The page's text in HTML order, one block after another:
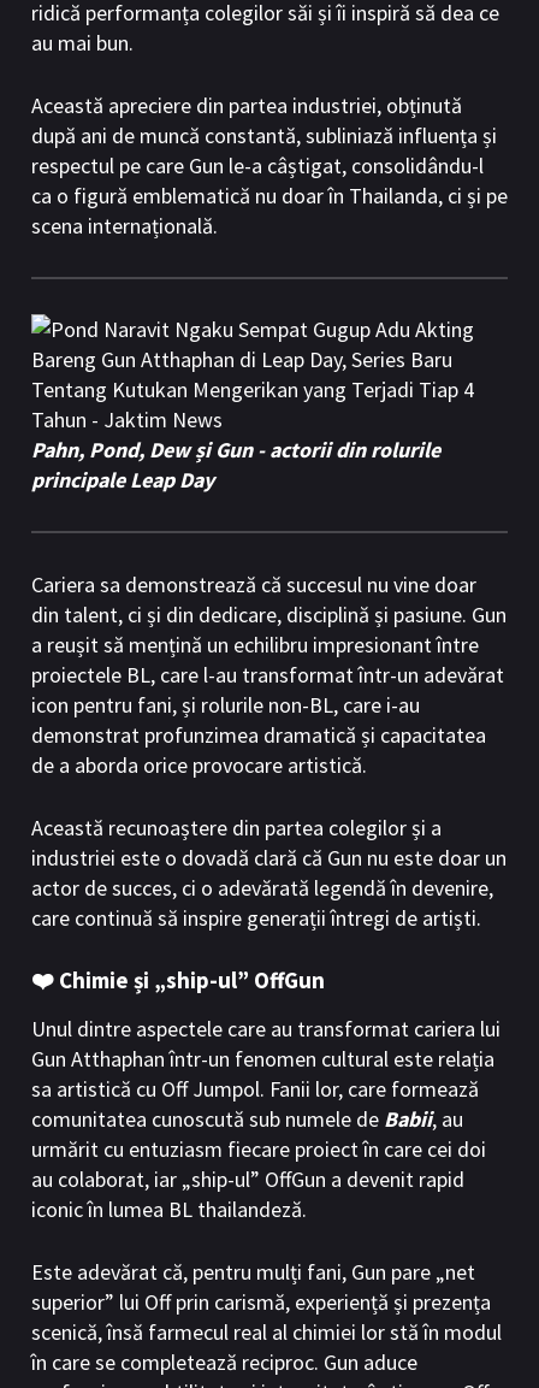
ridică performanța colegilor săi și îi inspiră să dea ce
au mai bun.
Această apreciere din partea industriei, obținută
după ani de muncă constantă, subliniază influența și
respectul pe care Gun le-a câștigat, consolidându-l
ca o figură emblematică nu doar în Thailanda, ci și pe
scena internațională.
Pahn, Pond, Dew și Gun - actorii din rolurile
principale Leap Day
Cariera sa demonstrează că succesul nu vine doar
din talent, ci și din dedicare, disciplină și pasiune. Gun
a reușit să mențină un echilibru impresionant între
proiectele BL, care l-au transformat într-un adevărat
icon pentru fani, și rolurile non-BL, care i-au
demonstrat profunzimea dramatică și capacitatea
de a aborda orice provocare artistică.
Această recunoaștere din partea colegilor și a
industriei este o dovadă clară că Gun nu este doar un
actor de succes, ci o adevărată legendă în devenire,
care continuă să inspire generații întregi de artiști.
❤️ Chimie și „ship-ul” OffGun
Unul dintre aspectele care au transformat cariera lui
Gun Atthaphan într-un fenomen cultural este relația
sa artistică cu Off Jumpol. Fanii lor, care formează
comunitatea cunoscută sub numele de Babii, au
urmărit cu entuziasm fiecare proiect în care cei doi
au colaborat, iar „ship-ul” OffGun a devenit rapid
iconic în lumea BL thailandeză.
Este adevărat că, pentru mulți fani, Gun pare „net
superior” lui Off prin carismă, experiență și prezența
scenică, însă farmecul real al chimiei lor stă în modul
în care se completează reciproc. Gun aduce